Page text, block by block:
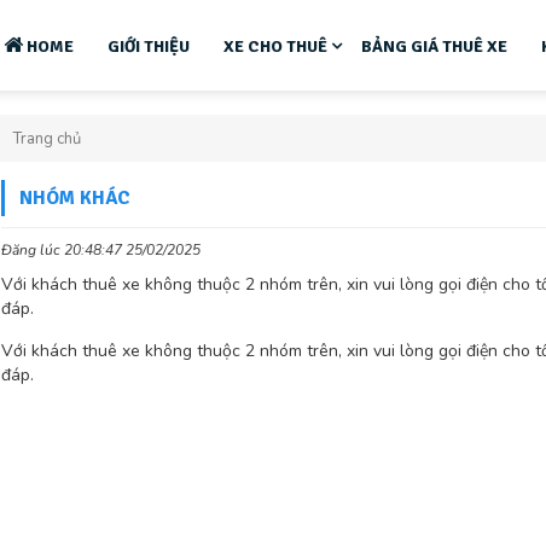
HOME GIỚI THIỆU XE CHO THUÊ BẢNG GIÁ THUÊ XE
Trang chủ
NHÓM KHÁC
Đăng lúc 20:48:47 25/02/2025
Với khách thuê xe không thuộc 2 nhóm trên, xin vui lòng gọi điện cho
đáp.
Với khách thuê xe không thuộc 2 nhóm trên, xin vui lòng gọi điện cho
đáp.